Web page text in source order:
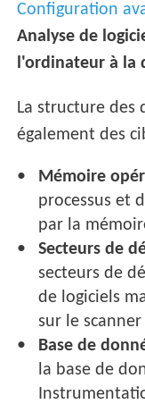
Configuration
Analyse de
l'ordinateur à la
La structure des
également des
Mémoire
processus et
par la
Secteurs de
secteurs de
de logiciels
sur le
Base de
la base de